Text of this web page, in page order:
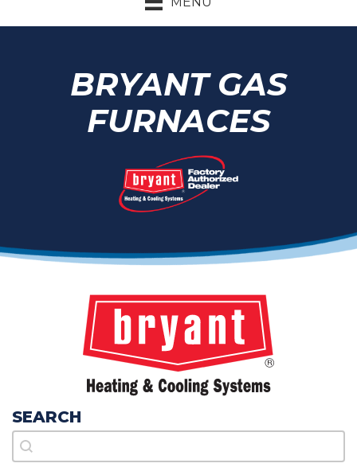
BRYANT GAS
FURNACES
SEARCH
Search
Search